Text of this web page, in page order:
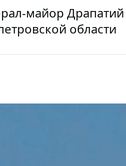
майор
области